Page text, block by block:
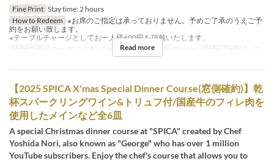
Fine Print Stay time: 2 hours
How to Redeem ※お席のご指定は承っておりません。予めご了承のうえご予
約をお願い致します。
※テーブルチャージとしてお一人様600円を頂戴いたします。
Valid Dates
Dec 20, 2025 ~ Dec 25, 2025 Meals Dinner Order Limit 2 ~ 2
Read more
【2025 SPICA X'mas Special Dinner Course(窓側確約)】乾
杯スパークリングワイン&トリュフ付/国産牛のフィレ肉を
使用したメインなど全6皿
A special Christmas dinner course at "SPICA" created by Chef
Yoshida Nori, also known as "George" who has over 1 million
YouTube subscribers. Enjoy the chef's course that allows you to